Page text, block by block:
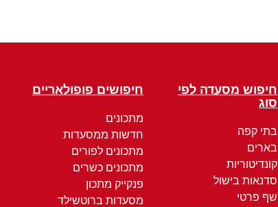
חיפוש מסעדה לפי
סוג
בתי קפה
בארים
קונדיטוריות
סדנאות בישול
שף פרטי
חיפושים פופולאריים
מתכונים
חדשות ממסעדות
מתכונים לפורים
מתכונים כשרים
פנקייק מתכון
מסעדות ברוטשילד